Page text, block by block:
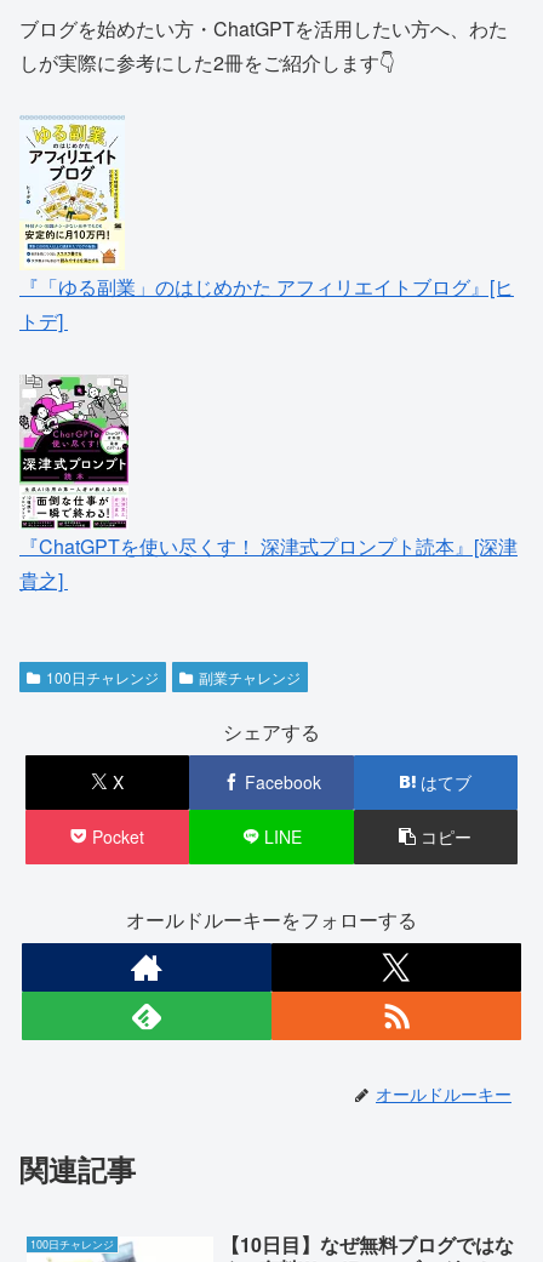
ブログを始めたい方・ChatGPTを活用したい方へ、わた
しが実際に参考にした2冊をご紹介します👇
『「ゆる副業」のはじめかた アフィリエイトブログ』[ヒ
トデ]
『ChatGPTを使い尽くす！ 深津式プロンプト読本』[深津
貴之]
100日チャレンジ 副業チャレンジ
シェアする
X Facebook はてブ
Pocket LINE コピー
オールドルーキーをフォローする
オールドルーキー
関連記事
100日チャレンジ
【10日目】なぜ無料ブログではな